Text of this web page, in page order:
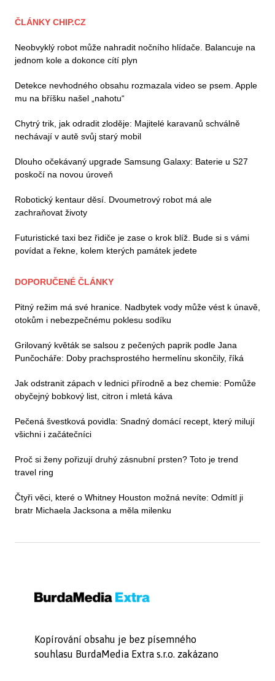
ČLÁNKY CHIP.CZ
Neobvyklý robot může nahradit nočního hlídače. Balancuje na
jednom kole a dokonce cítí plyn
Detekce nevhodného obsahu rozmazala video se psem. Apple
mu na bříšku našel „nahotu“
Chytrý trik, jak odradit zloděje: Majitelé karavanů schválně
nechávají v autě svůj starý mobil
Dlouho očekávaný upgrade Samsung Galaxy: Baterie u S27
poskočí na novou úroveň
Robotický kentaur děsí. Dvoumetrový robot má ale
zachraňovat životy
Futuristické taxi bez řidiče je zase o krok blíž. Bude si s vámi
povídat a řekne, kolem kterých památek jedete
DOPORUČENÉ ČLÁNKY
Pitný režim má své hranice. Nadbytek vody může vést k únavě,
otokům i nebezpečnému poklesu sodíku
Grilovaný květák se salsou z pečených paprik podle Jana
Punčocháře: Doby prachsprostého hermelínu skončily, říká
Jak odstranit zápach v lednici přírodně a bez chemie: Pomůže
obyčejný bobkový list, citron i mletá káva
Pečená švestková povidla: Snadný domácí recept, který milují
všichni i začátečníci
Proč si ženy pořizují druhý zásnubní prsten? Toto je trend
travel ring
Čtyři věci, které o Whitney Houston možná nevíte: Odmítl ji
bratr Michaela Jacksona a měla milenku
Kopírování obsahu je bez písemného
souhlasu BurdaMedia Extra s.r.o. zakázano